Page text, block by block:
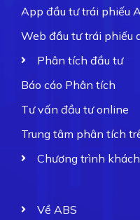
App đầu tư trái phiếu
Web đầu tư trái phiếu
Phân tích đầu tư
Báo cáo Phân tích
Tư vấn đầu tư online
Trung tâm phân tích
Chương trình
Về ABS